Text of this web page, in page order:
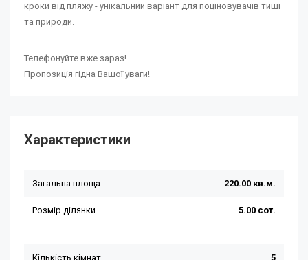
кроки від пляжу - унікальний варіант для поціновувачів тиші
та природи.
Телефонуйте вже зараз!
Пропозиція гідна Вашої уваги!
Характеристики